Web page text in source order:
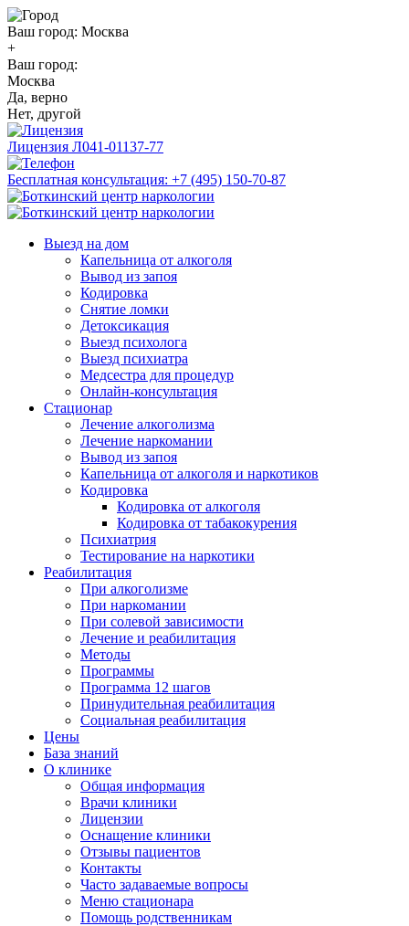
Ваш город: Москва
+
Ваш город:
Москва
Да, верно
Нет, другой
Лицензия Л041-01137-77
Бесплатная консультация: +7 (495) 150-70-87
Выезд на дом
Капельница от алкоголя
Вывод из запоя
Кодировка
Снятие ломки
Детоксикация
Выезд психолога
Выезд психиатра
Медсестра для процедур
Онлайн-консультация
Стационар
Лечение алкоголизма
Лечение наркомании
Вывод из запоя
Капельница от алкоголя и наркотиков
Кодировка
Кодировка от алкоголя
Кодировка от табакокурения
Психиатрия
Тестирование на наркотики
Реабилитация
При алкоголизме
При наркомании
При солевой зависимости
Лечение и реабилитация
Методы
Программы
Программа 12 шагов
Принудительная реабилитация
Социальная реабилитация
Цены
База знаний
О клинике
Общая информация
Врачи клиники
Лицензии
Оснащение клиники
Отзывы пациентов
Контакты
Часто задаваемые вопросы
Меню стационара
Помощь родственникам